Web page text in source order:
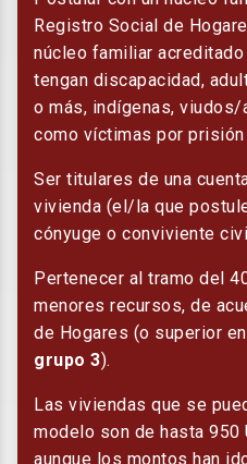
Registro Social de
núcleo familiar
tengan discapacidad,
o más, indígenas,
como víctimas por
Ser titulares de una
vivienda (el/la que
cónyuge o conviviente
Pertenecer al tramo del
menores recursos, de
de Hogares (o superior
grupo 3).
Las viviendas que se
modelo son de hasta 950
aunque los montos han